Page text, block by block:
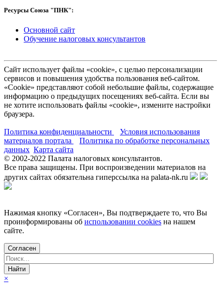
Ресурсы Союза "ПНК":
Основной сайт
Обучение налоговых консультантов
Сайт использует файлы «cookie», с целью персонализации
сервисов и повышения удобства пользования веб-сайтом.
«Cookie» представляют собой небольшие файлы, содержащие
информацию о предыдущих посещениях веб-сайта. Если вы
не хотите использовать файлы «cookie», измените настройки
браузера.
Политика конфиденциальности
Условия использования
материалов портала
Политика по обработке персональных
данных Карта сайта
© 2002-2022 Палата налоговых консультантов.
Все права защищены. При воспроизведении материалов на
других сайтах обязательна гиперссылка на palata-nk.ru
Нажимая кнопку «Согласен», Вы подтверждаете то, что Вы
проинформированы об использовании cookies на нашем
сайте.
Согласен
×